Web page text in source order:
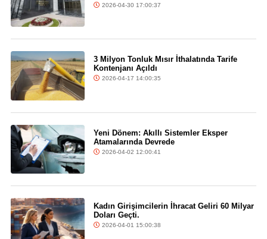
2026-04-30 17:00:37
3 Milyon Tonluk Mısır İthalatında Tarife
Kontenjanı Açıldı
2026-04-17 14:00:35
Yeni Dönem: Akıllı Sistemler Eksper
Atamalarında Devrede
2026-04-02 12:00:41
Kadın Girişimcilerin İhracat Geliri 60 Milyar
Doları Geçti.
2026-04-01 15:00:38